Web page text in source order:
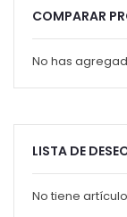
COMPARAR
No has
LISTA DE
No tiene